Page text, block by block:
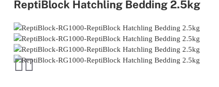
ReptiBlock Hatchling Bedding 2.5kg